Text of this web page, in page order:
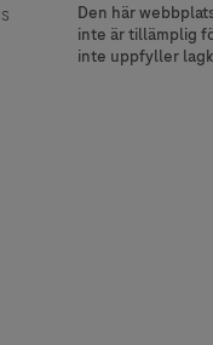
Den här
inte är tillämplig
inte uppfyller